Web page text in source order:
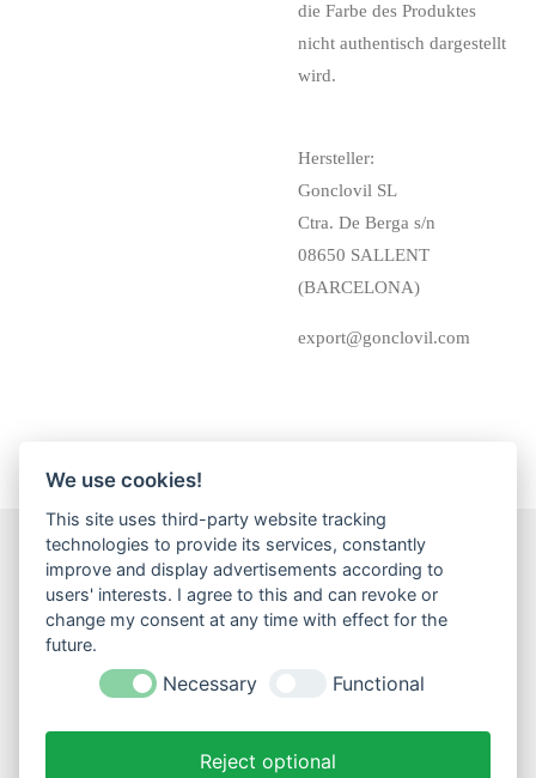
die Farbe des Produktes
nicht authentisch dargestellt
wird.
Hersteller:
Gonclovil SL
Ctra. De Berga s/n
08650 SALLENT
(BARCELONA)
export@gonclovil.com
F
a
c
b
o
I
n
s
m
W
h
a
Impressum Datenschutz
We use cookies!
This site uses third-party website tracking
technologies to provide its services, constantly
improve and display advertisements according to
users' interests. I agree to this and can revoke or
change my consent at any time with effect for the
future.
Necessary Functional
Reject optional